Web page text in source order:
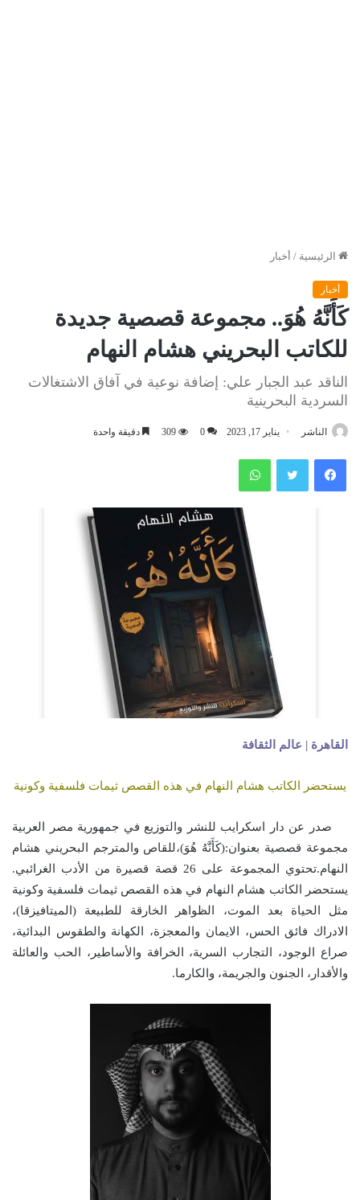
الرئيسية / أخبار
أخبار
كَأَنَّهُ هُوَ.. مجموعة قصصية جديدة
للكاتب البحريني هشام النهام
الناقد عبد الجبار علي: إضافة نوعية في آفاق الاشتغالات
السردية البحرينية
الناشر يناير 17, 2023 0
309 دقيقة واحدة
فيسبوك تويتر واتساب
القاهرة | عالم الثقافة
يستحضر الكاتب هشام النهام في هذه القصص ثيمات فلسفية وكونية
صدر عن دار اسكرايب للنشر والتوزيع في جمهورية مصر العربية
مجموعة قصصية بعنوان:(كَأَنَّهُ هُوَ)،للقاص والمترجم البحريني هشام
النهام.
تحتوي المجموعة على 26 قصة قصيرة من الأدب الغرائبي.
يستحضر الكاتب هشام النهام في هذه القصص ثيمات فلسفية وكونية
مثل الحياة بعد الموت، الظواهر الخارقة للطبيعة (الميتافيزقا)،
الادراك فائق الحس، الايمان والمعجزة، الكهانة والطقوس البدائية،
صراع الوجود، التجارب السرية، الخرافة والأساطير، الحب والعائلة
والأقدار، الجنون والجريمة، والكارما.